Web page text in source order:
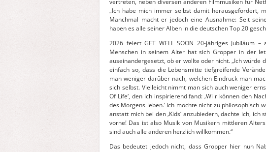
vertreten, neben diversen anderen Filmmusiken für
„Ich habe mich immer selbst damit herausgefordert,
Manchmal macht er jedoch eine Ausnahme: Seit
haben es alle seiner Alben in die deutschen Top 20
2026 feiert GET WELL SOON 20-jähriges Jubiläum
Menschen in seinem Alter hat sich Gropper in der
auseinandergesetzt, ob er wollte oder nicht. „Ich würde
einfach so, dass die Lebensmitte tiefgreifende
man weniger darüber nach, welchen Eindruck man
sich selbst. Vielleicht nimmt man sich auch weniger
Of Life‘, den ich inspirierend fand: ‚Wi r können den
des Morgens leben.‘ Ich möchte nicht zu philosophisch
anstatt mich bei den ‚Kids‘ anzubiedern, dachte ich,
vorne! Das ist also Musik von Musikern mittleren
sind auch alle anderen herzlich willkommen.“
Das bedeutet jedoch nicht, dass Gropper hier nun